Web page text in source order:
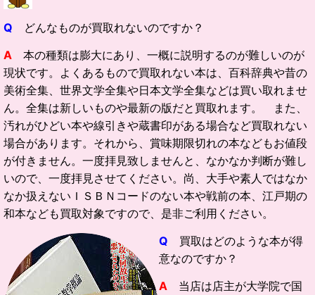
Q どんなものが買取れないのですか？
A
本の種類は膨大にあり、一概に説明するのが難しいのが
現状です。よくあるもので買取れない本は、百科辞典や昔の
美術全集、世界文学全集や日本文学全集などは買い取れませ
ん。全集は新しいものや最新の版だと買取れます。 また、
汚れがひどい本や線引きや蔵書印がある場合など買取れない
場合があります。それから、賞味期限切れの本などもお値段
が付きません。一度拝見致しませんと、なかなか判断が難し
いので、一度拝見させてください。尚、大手や素人ではなか
なか扱えないＩＳＢＮコードのない本や戦前の本、江戸期の
和本なども買取対象ですので、是非ご利用ください。
Q
買取はどのような本が得
意なのですか？
A
当店は店主が大学院で国